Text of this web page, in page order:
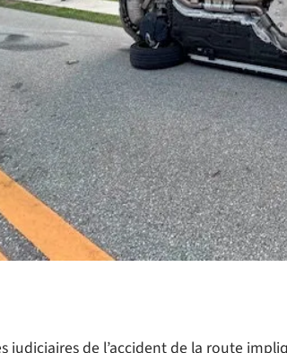
judiciaires de l’accident de la route